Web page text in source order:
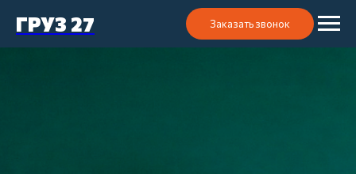
ГРУЗ 27 Заказать звонок